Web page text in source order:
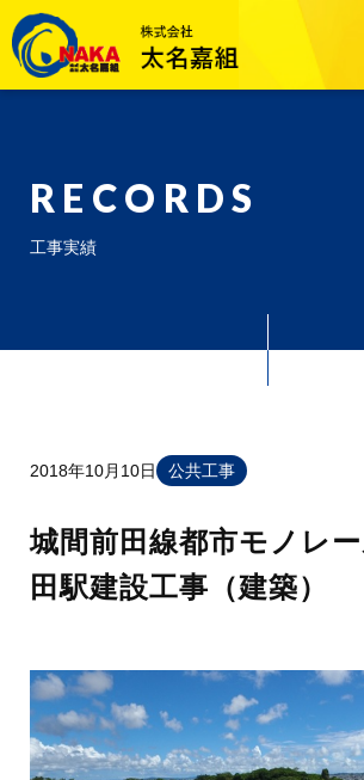
RECORDS
工事実績
2018年10月10日 公共工事
城間前田線都市モノレ
田駅建設工事（建築）